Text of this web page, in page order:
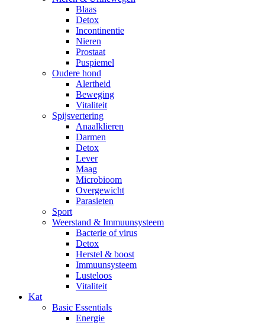
Blaas
Detox
Incontinentie
Nieren
Prostaat
Puspiemel
Oudere hond
Alertheid
Beweging
Vitaliteit
Spijsvertering
Anaalklieren
Darmen
Detox
Lever
Maag
Microbioom
Overgewicht
Parasieten
Sport
Weerstand & Immuunsysteem
Bacterie of virus
Detox
Herstel & boost
Immuunsysteem
Lusteloos
Vitaliteit
Kat
Basic Essentials
Energie